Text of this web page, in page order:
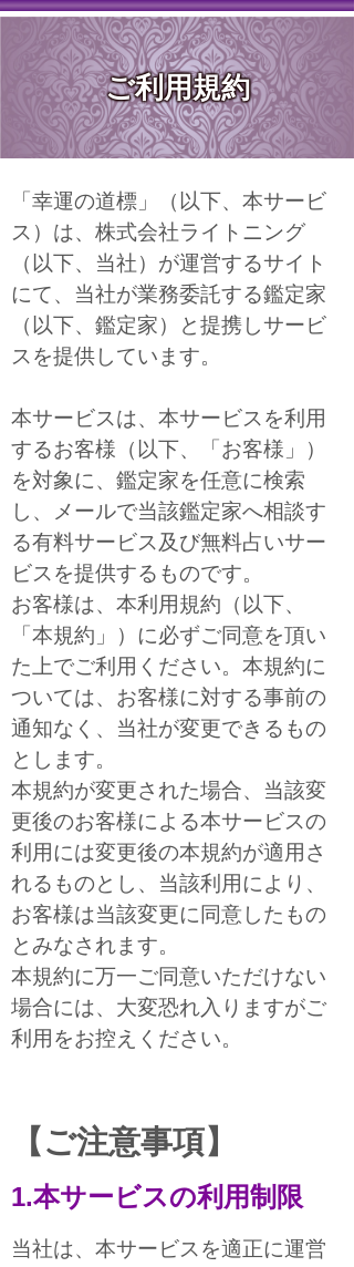
ご利用規約
「幸運の道標」（以下、本サービ
ス）は、株式会社ライトニング
（以下、当社）が運営するサイト
にて、当社が業務委託する鑑定家
（以下、鑑定家）と提携しサービ
スを提供しています。
本サービスは、本サービスを利用
するお客様（以下、「お客様」）
を対象に、鑑定家を任意に検索
し、メールで当該鑑定家へ相談す
る有料サービス及び無料占いサー
ビスを提供するものです。
お客様は、本利用規約（以下、
「本規約」）に必ずご同意を頂い
た上でご利用ください。本規約に
ついては、お客様に対する事前の
通知なく、当社が変更できるもの
とします。
本規約が変更された場合、当該変
更後のお客様による本サービスの
利用には変更後の本規約が適用さ
れるものとし、当該利用により、
お客様は当該変更に同意したもの
とみなされます。
本規約に万一ご同意いただけない
場合には、大変恐れ入りますがご
利用をお控えください。
【ご注意事項】
1.本サービスの利用制限
当社は、本サービスを適正に運営